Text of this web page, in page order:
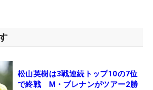
松山英樹は3戦連続トップ10の7位
で終戦 M・ブレナンがツアー2勝